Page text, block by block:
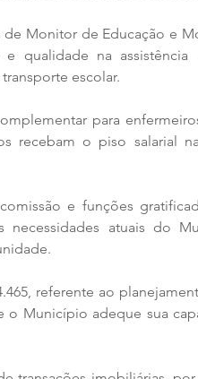
Monitor de Educação e
qualidade na assistência
escolar.
para
recebam o piso salarial
e funções
necessidades atuais do
referente ao
Município adeque sua